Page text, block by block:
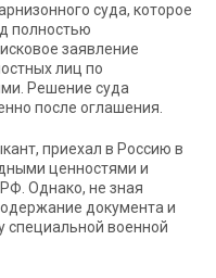
суда, которое
полностью
заявление
лиц по
Решение суда
после оглашения.
приехал в Россию в
ценностями и
Однако, не зная
документа и
специальной военной